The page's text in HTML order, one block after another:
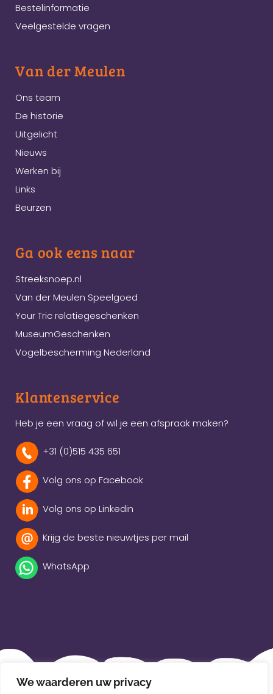
We waarderen uw privacy
Bestelinformatie
Veelgestelde vragen
Van der Meulen
Ons team
De historie
Uitgelicht
Nieuws
Werken bij
Links
Beurzen
Ga ook eens naar
Streeksnoep.nl
Van der Meulen Speelgoed
Your Tric relatiegeschenken
MuseumGeschenken
Vogelbescherming Nederland
Klantenservice
Heb je een vraag of wil je een afspraak maken?
+31 (0)515 435 651
Volg ons op Facebook
Volg ons op Linkedin
Krijg de beste nieuwtjes per mail
WhatsApp
Beleidsverklaring